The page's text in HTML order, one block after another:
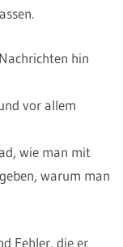
hin
vor allem
wie man mit
warum man
Fehler, die er